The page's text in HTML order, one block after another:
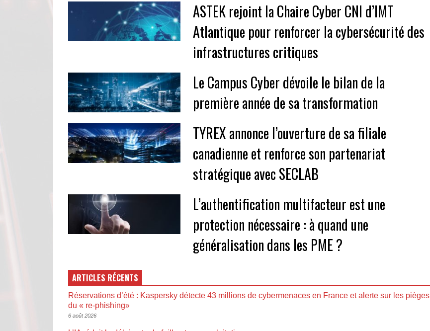
ASTEK rejoint la Chaire Cyber CNI d’IMT
Atlantique pour renforcer la cybersécurité des
infrastructures critiques
Le Campus Cyber dévoile le bilan de la
première année de sa transformation
TYREX annonce l’ouverture de sa filiale
canadienne et renforce son partenariat
stratégique avec SECLAB
L’authentification multifacteur est une
protection nécessaire : à quand une
généralisation dans les PME ?
ARTICLES RÉCENTS
Réservations d’été : Kaspersky détecte 43 millions de cybermenaces en France et alerte sur les pièges
du « re-phishing»
6 août 2026